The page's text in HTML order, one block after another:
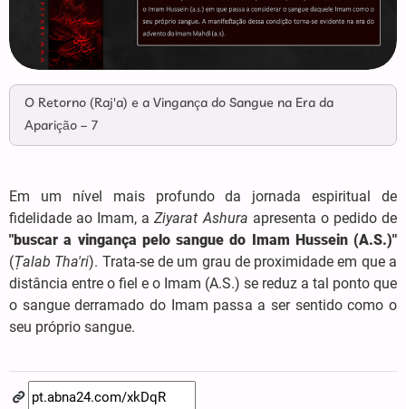
O Retorno (Raj'a) e a Vingança do Sangue na Era da
Aparição – 7
Em um nível mais profundo da jornada espiritual de
fidelidade ao Imam, aZiyarat Ashura apresenta o pedido de
"buscar a vingança pelo sangue do Imam Hussein (A.S.)"
(Ṭalab Tha'ri). Trata-se de um grau de proximidade em que a
distância entre o fiel e o Imam (A.S.) se reduz a tal ponto que
o sangue derramado do Imam passa a ser sentido como o
seu próprio sangue.